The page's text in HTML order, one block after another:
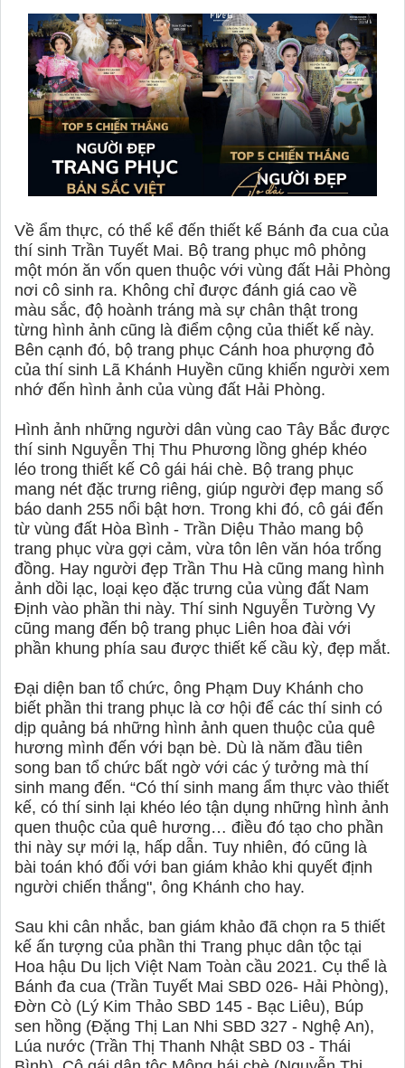
Về ẩm thực, có thể kể đến thiết kế Bánh đa cua của
thí sinh Trần Tuyết Mai. Bộ trang phục mô phỏng
một món ăn vốn quen thuộc với vùng đất Hải Phòng
nơi cô sinh ra. Không chỉ được đánh giá cao về
màu sắc, độ hoành tráng mà sự chân thật trong
từng hình ảnh cũng là điểm cộng của thiết kế này.
Bên cạnh đó, bộ trang phục Cánh hoa phượng đỏ
của thí sinh Lã Khánh Huyền cũng khiến người xem
nhớ đến hình ảnh của vùng đất Hải Phòng.
Hình ảnh những người dân vùng cao Tây Bắc được
thí sinh Nguyễn Thị Thu Phương lồng ghép khéo
léo trong thiết kế Cô gái hái chè. Bộ trang phục
mang nét đặc trưng riêng, giúp người đẹp mang số
báo danh 255 nổi bật hơn. Trong khi đó, cô gái đến
từ vùng đất Hòa Bình - Trần Diệu Thảo mang bộ
trang phục vừa gợi cảm, vừa tôn lên văn hóa trống
đồng. Hay người đẹp Trần Thu Hà cũng mang hình
ảnh dồi lạc, loại kẹo đặc trưng của vùng đất Nam
Định vào phần thi này. Thí sinh Nguyễn Tường Vy
cũng mang đến bộ trang phục Liên hoa đài với
phần khung phía sau được thiết kế cầu kỳ, đẹp mắt.
Đại diện ban tổ chức, ông Phạm Duy Khánh cho
biết phần thi trang phục là cơ hội để các thí sinh có
dịp quảng bá những hình ảnh quen thuộc của quê
hương mình đến với bạn bè. Dù là năm đầu tiên
song ban tổ chức bất ngờ với các ý tưởng mà thí
sinh mang đến. “Có thí sinh mang ẩm thực vào thiết
kế, có thí sinh lại khéo léo tận dụng những hình ảnh
quen thuộc của quê hương… điều đó tạo cho phần
thi này sự mới lạ, hấp dẫn. Tuy nhiên, đó cũng là
bài toán khó đối với ban giám khảo khi quyết định
người chiến thắng", ông Khánh cho hay.
Sau khi cân nhắc, ban giám khảo đã chọn ra 5 thiết
kế ấn tượng của phần thi Trang phục dân tộc tại
Hoa hậu Du lịch Việt Nam Toàn cầu 2021. Cụ thể là
Bánh đa cua (Trần Tuyết Mai SBD 026- Hải Phòng),
Đờn Cò (Lý Kim Thảo SBD 145 - Bạc Liêu), Búp
sen hồng (Đặng Thị Lan Nhi SBD 327 - Nghệ An),
Lúa nước (Trần Thị Thanh Nhật SBD 03 - Thái